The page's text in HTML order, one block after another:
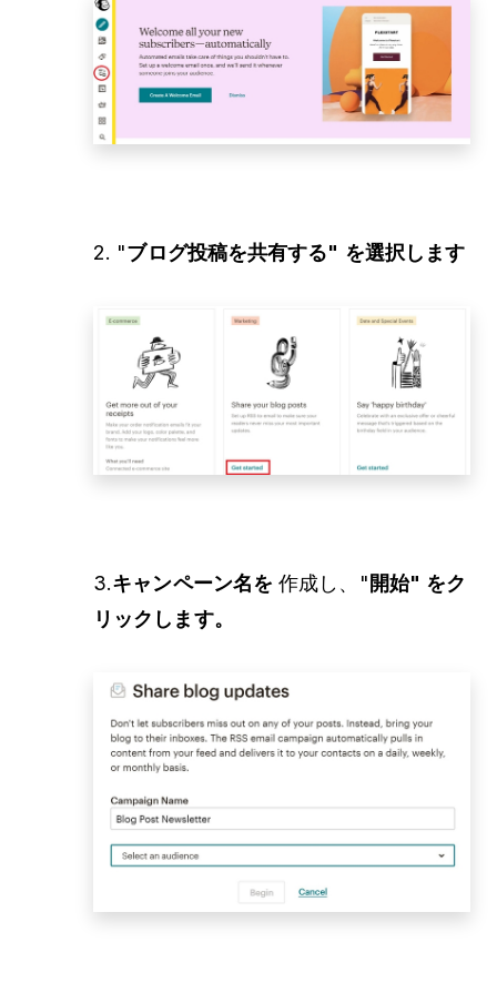
2. "ブログ投稿を共有する" を選択します
3.キャンペーン名を作成し、" 開始" をク
リックします。